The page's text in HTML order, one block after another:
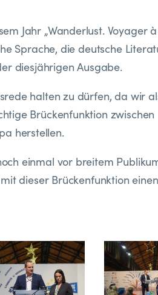
Jahr „Wanderlust. Voyager
Sprache, die deutsche
diesjährigen Ausgabe.
halten zu dürfen, da wir
Brückenfunktion zwischen
herstellen.
einmal vor breitem
dieser Brückenfunktion